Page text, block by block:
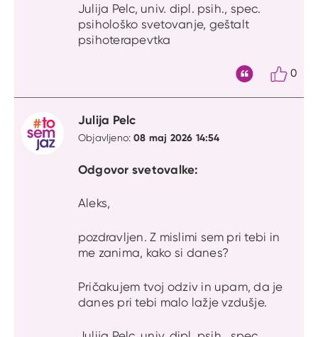
Julija Pelc, univ. dipl. psih., spec.
psihološko svetovanje, geštalt
psihoterapevtka
0
Julija Pelc
Objavljeno:08 maj 2026 14:54
Odgovor svetovalke:
Aleks,
pozdravljen. Z mislimi sem pri tebi in
me zanima, kako si danes?
Pričakujem tvoj odziv in upam, da je
danes pri tebi malo lažje vzdušje.